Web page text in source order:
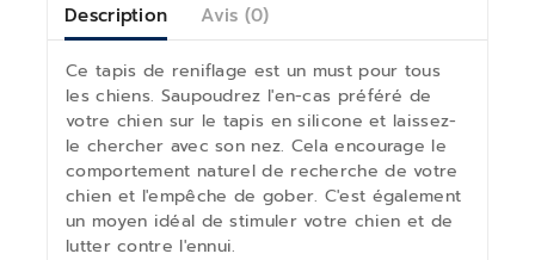
Description Avis (0)
Ce tapis de reniflage est un must pour tous
les chiens. Saupoudrez l'en-cas préféré de
votre chien sur le tapis en silicone et laissez-
le chercher avec son nez. Cela encourage le
comportement naturel de recherche de votre
chien et l'empêche de gober. C'est également
un moyen idéal de stimuler votre chien et de
lutter contre l'ennui.